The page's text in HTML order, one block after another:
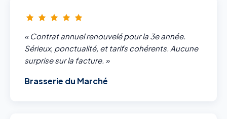
« Contrat annuel renouvelé pour la 3e année.
Sérieux, ponctualité, et tarifs cohérents. Aucune
surprise sur la facture. »
Brasserie du Marché